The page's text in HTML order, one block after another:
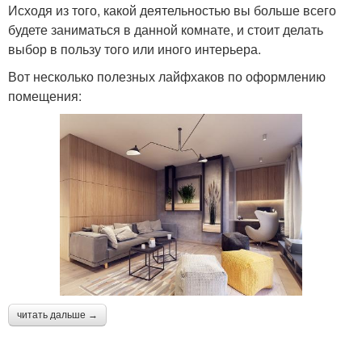
Исходя из того, какой деятельностью вы больше всего
будете заниматься в данной комнате, и стоит делать
выбор в пользу того или иного интерьера.
Вот несколько полезных лайфхаков по оформлению
помещения:
читать дальше →